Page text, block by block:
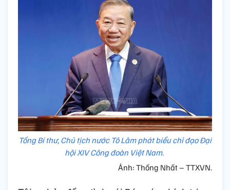
Tổng Bí thư, Chủ tịch nước Tô Lâm phát biểu chỉ đạo Đại
hội XIV Công đoàn Việt Nam.
Ảnh: Thống Nhất – TTXVN.